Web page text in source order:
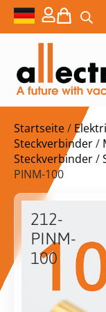
Startseite/
Steckverbinder/
Steckverbinder/
PINM-100
212-
PINM-
100
Crimpstifte
$
Lieferzeit:
auf